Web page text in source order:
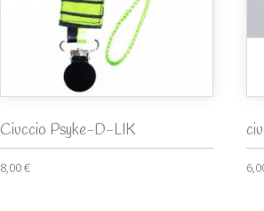
Ciuccio Psyke-D-LIK
8,00 €